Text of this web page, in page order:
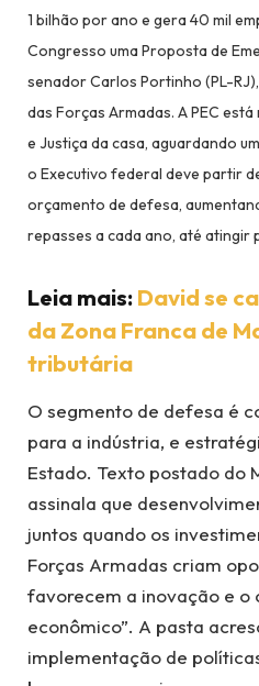
1 bilhão por ano e gera 40 mil
Congresso uma Proposta de
senador Carlos Portinho (PL-
das Forças Armadas. A PEC
e Justiça da casa, aguardando
o Executivo federal deve partir
orçamento de defesa,
repasses a cada ano, até atingir
Leia mais:David se
da Zona Franca de
tributária
O segmento de defesa é
para a indústria, e
Estado. Texto postado do
assinala que
juntos quando os
Forças Armadas criam
favorecem a inovação e o
econômico”. A pasta
implementação de